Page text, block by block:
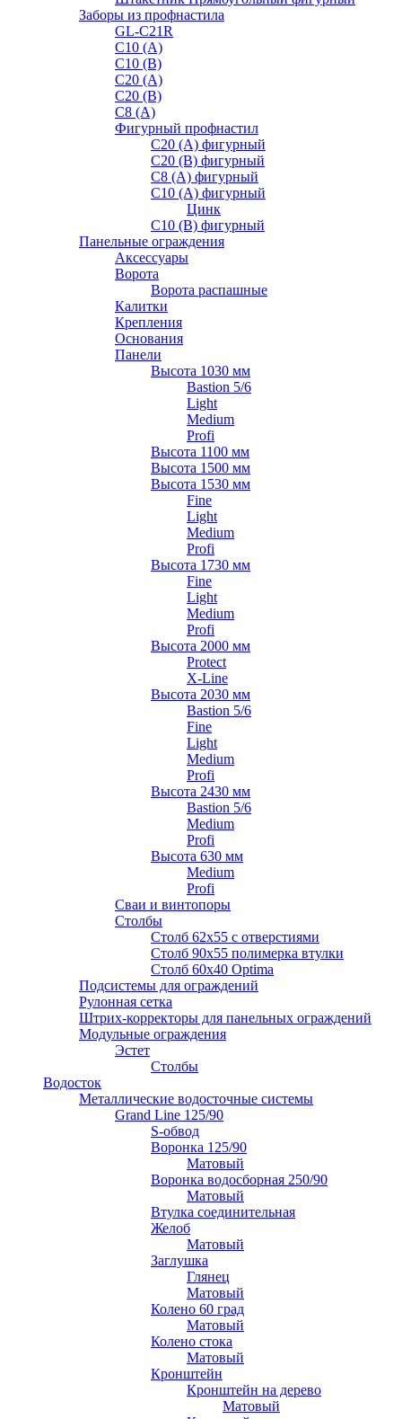
Заборы из профнастила
GL-С21R
С10 (A)
С10 (В)
С20 (А)
С20 (В)
С8 (A)
Фигурный профнастил
С20 (A) фигурный
С20 (В) фигурный
С8 (A) фигурный
С10 (A) фигурный
Цинк
С10 (В) фигурный
Панельные ограждения
Аксессуары
Ворота
Ворота распашные
Калитки
Крепления
Основания
Панели
Высота 1030 мм
Bastion 5/6
Light
Medium
Profi
Высота 1100 мм
Высота 1500 мм
Высота 1530 мм
Fine
Light
Medium
Profi
Высота 1730 мм
Fine
Light
Medium
Profi
Высота 2000 мм
Protect
X-Line
Высота 2030 мм
Bastion 5/6
Fine
Light
Medium
Profi
Высота 2430 мм
Bastion 5/6
Medium
Profi
Высота 630 мм
Medium
Profi
Сваи и винтопоры
Столбы
Cтолб 62х55 с отверстиями
Cтолб 90х55 полимерка втулки
Столб 60х40 Optima
Подсистемы для ограждений
Рулонная сетка
Штрих-корректоры для панельных ограждений
Модульные ограждения
Эстет
Столбы
Водосток
Металлические водосточные системы
Grand Line 125/90
S-обвод
Воронка 125/90
Матовый
Воронка водосборная 250/90
Матовый
Втулка соединительная
Желоб
Матовый
Заглушка
Глянец
Матовый
Колено 60 град
Матовый
Колено стока
Матовый
Кронштейн
Кронштейн на дерево
Матовый